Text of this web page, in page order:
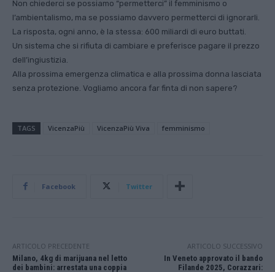
Non chiederci se possiamo “permetterci” il femminismo o
l’ambientalismo, ma se possiamo davvero permetterci di ignorarli.
La risposta, ogni anno, è la stessa: 600 miliardi di euro buttati.
Un sistema che si rifiuta di cambiare e preferisce pagare il prezzo
dell’ingiustizia.
Alla prossima emergenza climatica e alla prossima donna lasciata
senza protezione. Vogliamo ancora far finta di non sapere?
TAGS VicenzaPiù VicenzaPiù Viva femminismo
Facebook Twitter
ARTICOLO PRECEDENTE
Milano, 4kg di marijuana nel letto
dei bambini: arrestata una coppia
ARTICOLO SUCCESSIVO
In Veneto approvato il bando
Filande 2025, Corazzari: